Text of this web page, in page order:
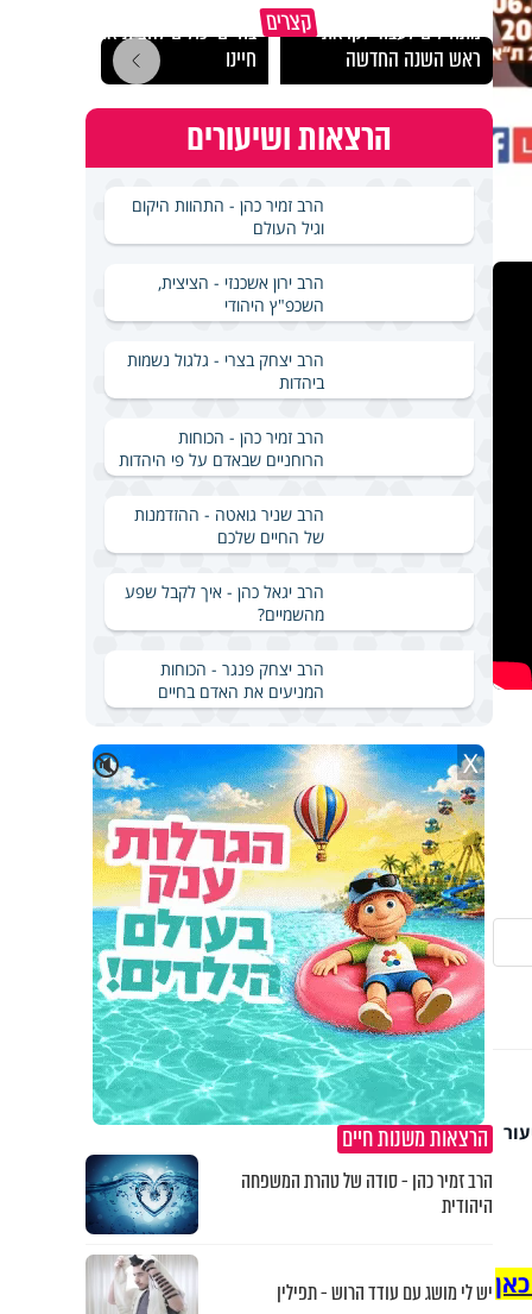
קצרים מתחילים לעבוד לקראת
ראש השנה החדשה
בחיים יכולים להצית את
חיינו
הרצאות ושיעורים
הרב זמיר כהן - התהוות היקום
וגיל העולם
הרב ירון אשכנזי - הציצית,
השכפ"ץ היהודי
הרב יצחק בצרי - גלגול נשמות
ביהדות
הרב זמיר כהן - הכוחות
הרוחניים שבאדם על פי היהדות
הרב שניר גואטה - ההזדמנות
של החיים שלכם
הרב יגאל כהן - איך לקבל שפע
מהשמיים?
הרב יצחק פנגר - הכוחות
המניעים את האדם בחיים
🔇 X
הרצאות משנות חיים
הרב זמיר כהן - סודה של טהרת המשפחה
היהודית
יש לי מושג עם עודד הרוש - תפילין